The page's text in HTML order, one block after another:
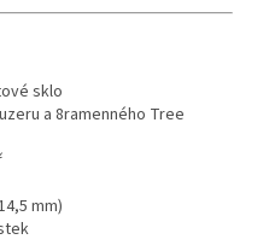
sklo
a 8ramenného Tree
mm)